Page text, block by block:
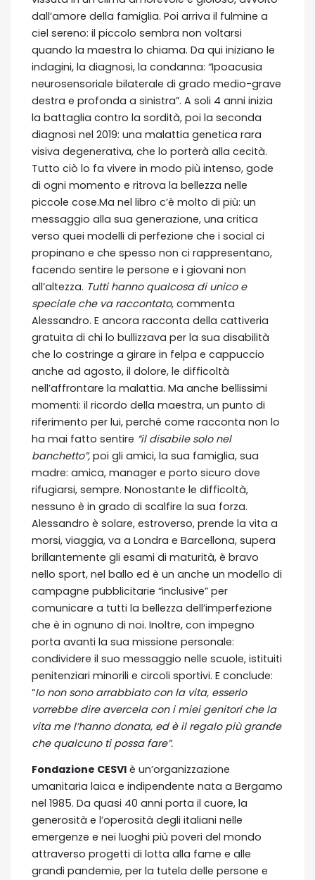
dall’amore della famiglia. Poi arriva il fulmine a
ciel sereno: il piccolo sembra non voltarsi
quando la maestra lo chiama. Da qui iniziano le
indagini, la diagnosi, la condanna: “Ipoacusia
neurosensoriale bilaterale di grado medio-grave
destra e profonda a sinistra”. A soli 4 anni inizia
la battaglia contro la sordità, poi la seconda
diagnosi nel 2019: una malattia genetica rara
visiva degenerativa, che lo porterà alla cecità.
Tutto ciò lo fa vivere in modo più intenso, gode
di ogni momento e ritrova la bellezza nelle
piccole cose.Ma nel libro c’è molto di più: un
messaggio alla sua generazione, una critica
verso quei modelli di perfezione che i social ci
propinano e che spesso non ci rappresentano,
facendo sentire le persone e i giovani non
all’altezza. Tutti hanno qualcosa di unico e
speciale che va raccontato, commenta
Alessandro. E ancora racconta della cattiveria
gratuita di chi lo bullizzava per la sua disabilità
che lo costringe a girare in felpa e cappuccio
anche ad agosto, il dolore, le difficoltà
nell’affrontare la malattia. Ma anche bellissimi
momenti: il ricordo della maestra, un punto di
riferimento per lui, perché come racconta non lo
ha mai fatto sentire “il disabile solo nel
banchetto”, poi gli amici, la sua famiglia, sua
madre: amica, manager e porto sicuro dove
rifugiarsi, sempre. Nonostante le difficoltà,
nessuno è in grado di scalfire la sua forza.
Alessandro è solare, estroverso, prende la vita a
morsi, viaggia, va a Londra e Barcellona, supera
brillantemente gli esami di maturità, è bravo
nello sport, nel ballo ed è un anche un modello di
campagne pubblicitarie “inclusive” per
comunicare a tutti la bellezza dell’imperfezione
che è in ognuno di noi. Inoltre, con impegno
porta avanti la sua missione personale:
condividere il suo messaggio nelle scuole, istituiti
penitenziari minorili e circoli sportivi. E conclude:
“Io non sono arrabbiato con la vita, esserlo
vorrebbe dire avercela con i miei genitori che la
vita me l’hanno donata, ed è il regalo più grande
che qualcuno ti possa fare”.
Fondazione CESVI è un’organizzazione
umanitaria laica e indipendente nata a Bergamo
nel 1985. Da quasi 40 anni porta il cuore, la
generosità e l’operosità degli italiani nelle
emergenze e nei luoghi più poveri del mondo
attraverso progetti di lotta alla fame e alle
grandi pandemie, per la tutela delle persone e